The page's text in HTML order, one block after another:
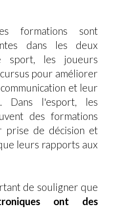
formations sont
dans les deux
sport, les joueurs
pour améliorer
et leur
Dans l'esport, les
des formations
prise de décision et
leurs rapports aux
de souligner que
ont des